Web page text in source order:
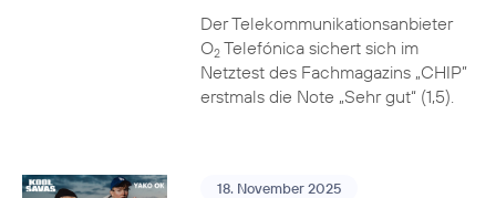
Der Telekommunikationsanbieter
O2Telefónica sichert sich im
Netztest des Fachmagazins „CHIP”
erstmals die Note „Sehr gut“ (1,5).
18. November 2025